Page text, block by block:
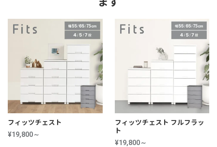
フィッツチェスト
¥19,800～
フィッツチェスト フルフラッ
ト
¥19,800～